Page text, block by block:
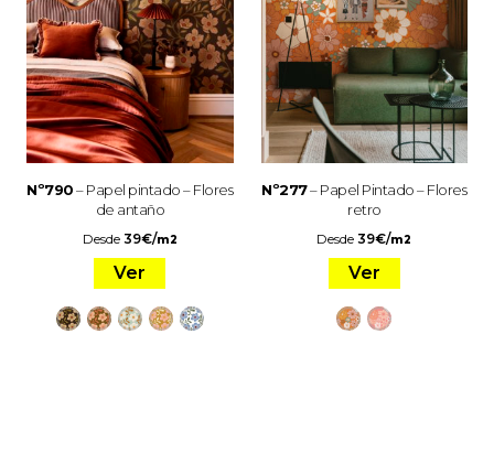
Nº790– Papel pintado – Flores
de antaño
Desde 39€/m2
Ver
Nº277– Papel Pintado – Flores
retro
Desde39€/m2
Ver